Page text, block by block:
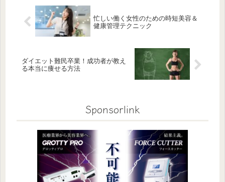
忙しい働く女性のための時短美容＆
健康管理テクニック
ダイエット難民卒業！成功者が教え
る本当に痩せる方法
Sponsorlink